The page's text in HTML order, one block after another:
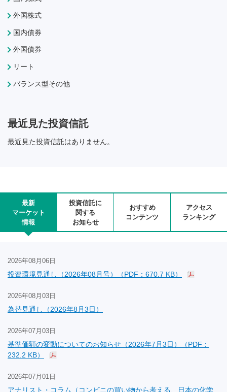
外国株式
国内債券
外国債券
リート
バランス型その他
最近見た投資信託
最近見た投資信託はありません。
最新
マーケット
情報
投資信託に
関する
お知らせ
おすすめ
コンテンツ
アクセス
ランキング
2026年08月06日
投資環境見通し（2026年08月号）（PDF：670.7 KB）
2026年08月03日
為替見通し（2026年8月3日）
2026年07月03日
基準価額の変動についてのお知らせ（2026年7月3日）（PDF：
232.2 KB）
2026年07月01日
アナリスト・コラム（コンビニの買い物から考える、日本の化学